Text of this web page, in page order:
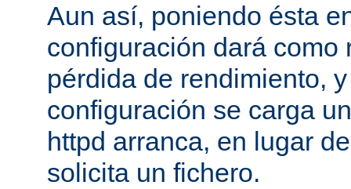
Aun así, poniendo ésta
configuración dará como
pérdida de rendimiento,
configuración se carga
httpd arranca, en lugar
solicita un fichero.